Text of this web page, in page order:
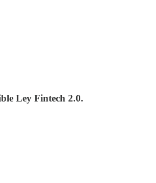
Ley Fintech 2.0.